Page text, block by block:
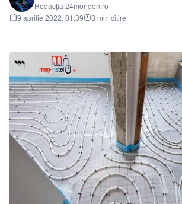
Redacția 24monden.ro
9 aprilie 2022, 01:39
3 min citire